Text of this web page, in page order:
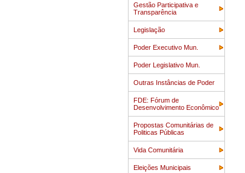
Gestão Participativa e
Transparência
Legislação
Poder Executivo Mun.
Poder Legislativo Mun.
Outras Instâncias de Poder
FDE: Fórum de
Desenvolvimento Econômico
Propostas Comunitárias de
Politicas Públicas
Vida Comunitária
Eleições Municipais